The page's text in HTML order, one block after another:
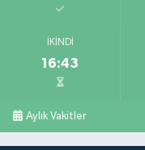
İKINDI
16:43
Aylık Vakitler